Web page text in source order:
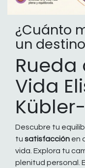
¿Cuánto
un
Rueda
Vida
Descubre tu
tu satisfacción en
vida. Explora tu
plenitud personal.